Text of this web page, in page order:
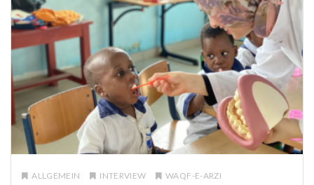
ALLGEMEIN INTERVIEW WAQF-E-ARZI